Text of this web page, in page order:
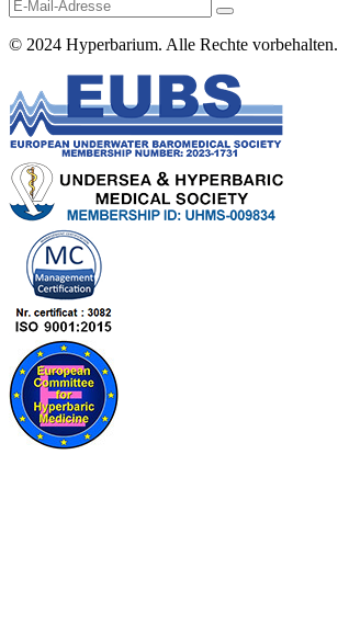
© 2024 Hyperbarium. Alle Rechte vorbehalten.